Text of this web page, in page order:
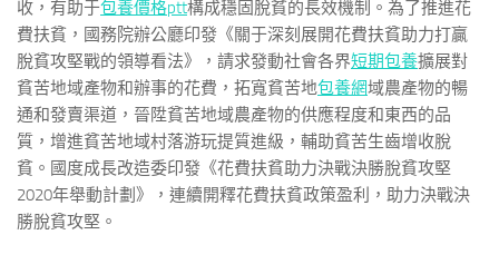
收，有助于包養價格ptt構成穩固脫貧的長效機制。為了推進花
費扶貧，國務院辦公廳印發《關于深刻展開花費扶貧助力打贏
脫貧攻堅戰的領導看法》，請求發動社會各界短期包養擴展對
貧苦地域產物和辦事的花費，拓寬貧苦地包養網域農產物的暢
通和發賣渠道，晉陞貧苦地域農產物的供應程度和東西的品
質，增進貧苦地域村落游玩提質進級，輔助貧苦生齒增收脫
貧。國度成長改造委印發《花費扶貧助力決戰決勝脫貧攻堅
2020年舉動計劃》，連續開釋花費扶貧政策盈利，助力決戰決
勝脫貧攻堅。